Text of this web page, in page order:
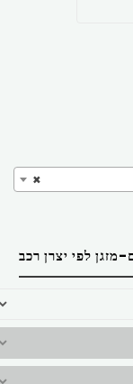
×
לפי יצרן רכב